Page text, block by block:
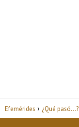
Efemérides ¿Qué pasó...?